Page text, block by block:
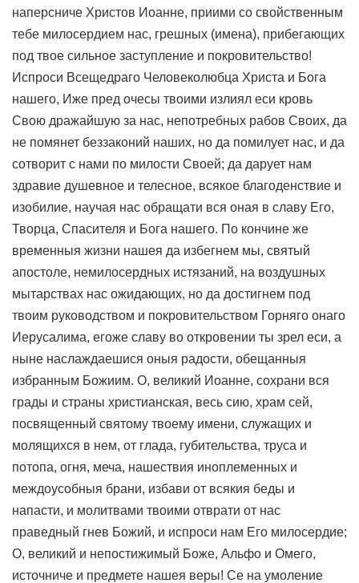
наперсниче Христов Иоанне, приими со свойственным
тебе милосердием нас, грешных (имена), прибегающих
под твое сильное заступление и покровительство!
Испроси Всещедраго Человеколюбца Христа и Бога
нашего, Иже пред очесы твоими излиял еси кровь
Свою дражайшую за нас, непотребных рабов Своих, да
не помянет беззаконий наших, но да помилует нас, и да
сотворит с нами по милости Своей; да дарует нам
здравие душевное и телесное, всякое благоденствие и
изобилие, научая нас обращати вся оная в славу Его,
Творца, Спасителя и Бога нашего. По кончине же
временныя жизни нашея да избегнем мы, святый
апостоле, немилосердных истязаний, на воздушных
мытарствах нас ожидающих, но да достигнем под
твоим руководством и покровительством Горняго онаго
Иерусалима, егоже славу во откровении ты зрел еси, а
ныне наслаждаешися оныя радости, обещанныя
избранным Божиим. О, великий Иоанне, сохрани вся
грады и страны христианская, весь сию, храм сей,
посвященный святому твоему имени, служащих и
молящихся в нем, от глада, губительства, труса и
потопа, огня, меча, нашествия иноплеменных и
междоусобныя брани, избави от всякия беды и
напасти, и молитвами твоими отврати от нас
праведный гнев Божий, и испроси нам Его милосердие;
О, великий и непостижимый Боже, Альфо и Омего,
источниче и предмете нашея веры! Се на умоление